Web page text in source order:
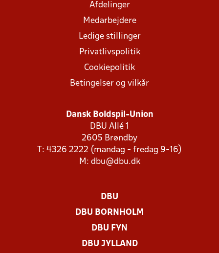
Afdelinger
Medarbejdere
Ledige stillinger
Privatlivspolitik
Cookiepolitik
Betingelser og vilkår
Dansk Boldspil-Union
DBU Allé 1
2605 Brøndby
T: 4326 2222 (mandag - fredag 9-16)
M: dbu@dbu.dk
DBU
DBU BORNHOLM
DBU FYN
DBU JYLLAND